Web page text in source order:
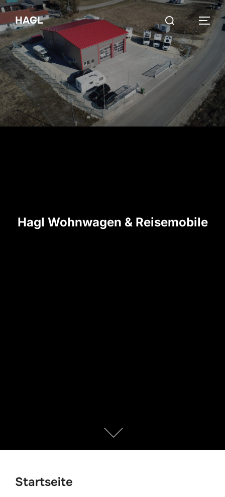
HAGL
Hagl Wohnwagen & Reisemobile
Startseite